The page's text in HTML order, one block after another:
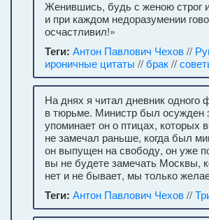
Женившись, будь с женою строг
и при каждом недоразумении
осчастливил!»
Теги: Антон Павлович Чехов//
ироничные цитаты //брак//
На днях я читал дневник одного
в тюрьме. Министр был осужден
упоминает он о птицах, которых
не замечал раньше, когда был
он выпущен на свободу, он уже
вы не будете замечать Москвы,
нет и не бывает, мы только
Теги: Антон Павлович Чехов//